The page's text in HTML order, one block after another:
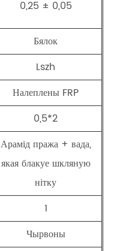
0,25 ± 0,05
Бялок
Lszh
Налеплены FRP
0,5*2
Арамід пража + вада,
якая блакуе шкляную
нітку
1
Чырвоны